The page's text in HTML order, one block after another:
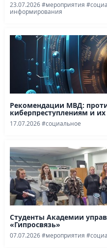
23.07.2026#мероприятия
информирования
Рекомендации МВД:
киберпреступлениям и
17.07.2026#социальное
Студенты Академии
«Гипросвязь»
07.07.2026#мероприятия